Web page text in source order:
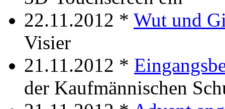
22.11.2012 * Wut und
Visier
21.11.2012 *
der Kaufmännischen